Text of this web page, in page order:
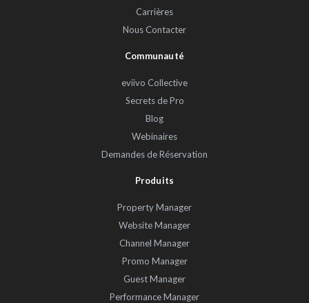
Carrières
Nous Contacter
Communauté
eviivo Collective
Secrets de Pro
Blog
Webinaires
Demandes de Réservation
Produits
Property Manager
Website Manager
Channel Manager
Promo Manager
Guest Manager
Performance Manager